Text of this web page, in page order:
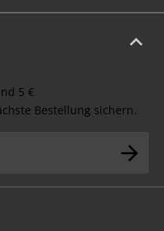
5 €
Bestellung sichern.